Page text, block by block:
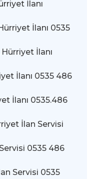
İlanı
İlanı 0535
İlanı
İlanı 0535 486
İlanı 0535.486
İlan Servisi
0535 486
Servisi 0535